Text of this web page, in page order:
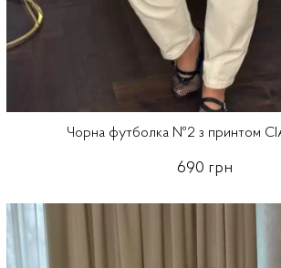
Чорна футболка №2 з принтом
690 грн